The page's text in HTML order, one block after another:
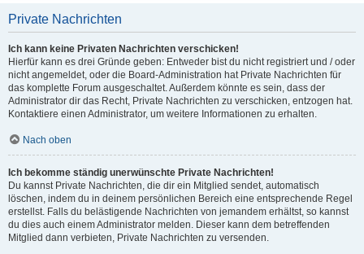
Private Nachrichten
Ich kann keine Privaten Nachrichten verschicken!
Hierfür kann es drei Gründe geben: Entweder bist du nicht registriert und / oder
nicht angemeldet, oder die Board-Administration hat Private Nachrichten für
das komplette Forum ausgeschaltet. Außerdem könnte es sein, dass der
Administrator dir das Recht, Private Nachrichten zu verschicken, entzogen hat.
Kontaktiere einen Administrator, um weitere Informationen zu erhalten.
Nach oben
Ich bekomme ständig unerwünschte Private Nachrichten!
Du kannst Private Nachrichten, die dir ein Mitglied sendet, automatisch
löschen, indem du in deinem persönlichen Bereich eine entsprechende Regel
erstellst. Falls du belästigende Nachrichten von jemandem erhältst, so kannst
du dies auch einem Administrator melden. Dieser kann dem betreffenden
Mitglied dann verbieten, Private Nachrichten zu versenden.